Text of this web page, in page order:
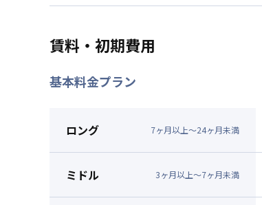
賃料・初期費用
基本料金プラン
ロング 7ヶ月以上～24ヶ月未満
ミドル 3ヶ月以上～7ヶ月未満